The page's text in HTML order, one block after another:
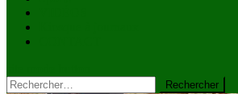
Rechercher :